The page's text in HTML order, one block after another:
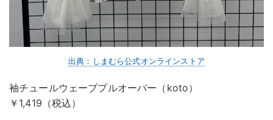
出典：しまむら公式オンラインストア
袖チュールウェーブプルオーバー（koto）
￥1,419（税込）